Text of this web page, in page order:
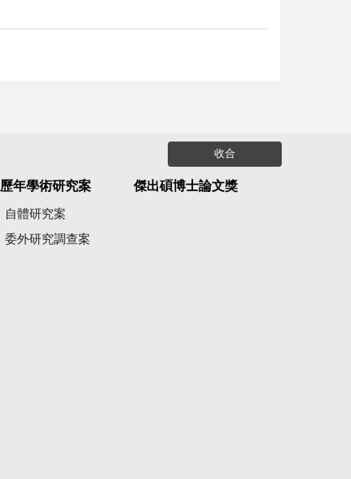
收合
歷年學術研究案
自體研究案
委外研究調查案
傑出碩博士論文獎